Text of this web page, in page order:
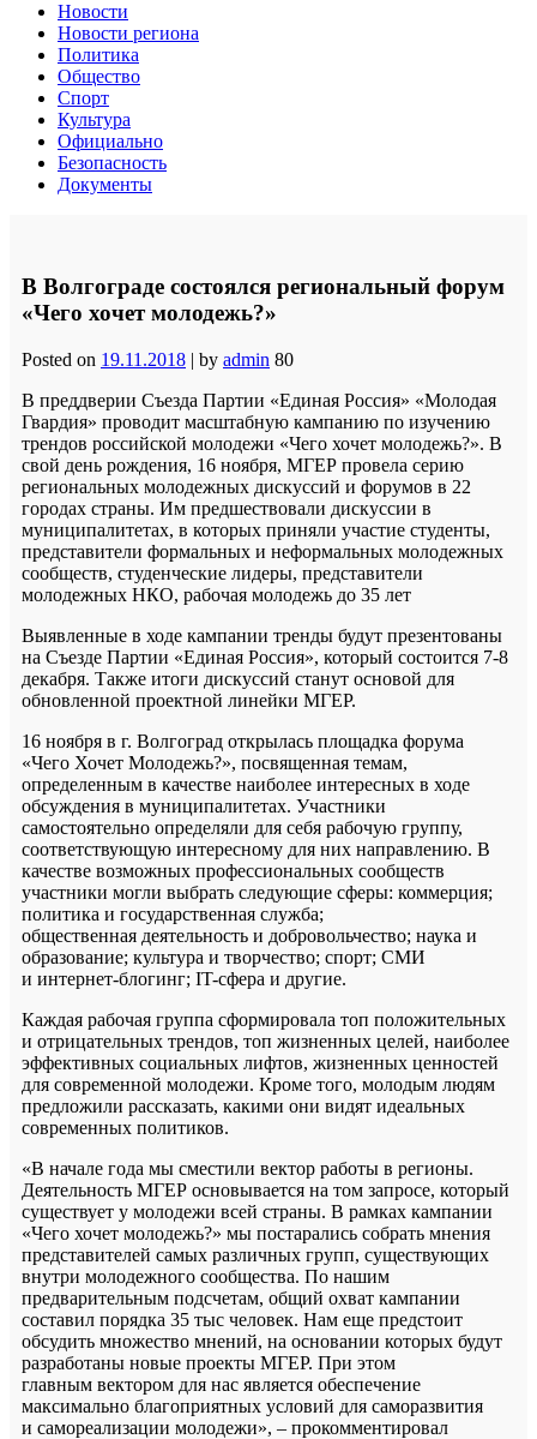
Новости
Новости региона
Политика
Общество
Спорт
Культура
Официально
Безопасность
Документы
В Волгограде состоялся региональный форум
«Чего хочет молодежь?»
Posted on 19.11.2018 | by admin 80
В преддверии Съезда Партии «Единая Россия» «Молодая
Гвардия» проводит масштабную кампанию по изучению
трендов российской молодежи «Чего хочет молодежь?». В
свой день рождения, 16 ноября, МГЕР провела серию
региональных молодежных дискуссий и форумов в 22
городах страны. Им предшествовали дискуссии в
муниципалитетах, в которых приняли участие студенты,
представители формальных и неформальных молодежных
сообществ, студенческие лидеры, представители
молодежных НКО, рабочая молодежь до 35 лет
Выявленные в ходе кампании тренды будут презентованы
на Съезде Партии «Единая Россия», который состоится 7-8
декабря. Также итоги дискуссий станут основой для
обновленной проектной линейки МГЕР.
16 ноября в г. Волгоград открылась площадка форума
«Чего Хочет Молодежь?», посвященная темам,
определенным в качестве наиболее интересных в ходе
обсуждения в муниципалитетах. Участники
самостоятельно определяли для себя рабочую группу,
соответствующую интересному для них направлению. В
качестве возможных профессиональных сообществ
участники могли выбрать следующие сферы: коммерция;
политика и государственная служба;
общественная деятельность и добровольчество; наука и
образование; культура и творчество; спорт; СМИ
и интернет-блогинг; IT-сфера и другие.
Каждая рабочая группа сформировала топ положительных
и отрицательных трендов, топ жизненных целей, наиболее
эффективных социальных лифтов, жизненных ценностей
для современной молодежи. Кроме того, молодым людям
предложили рассказать, какими они видят идеальных
современных политиков.
«В начале года мы сместили вектор работы в регионы.
Деятельность МГЕР основывается на том запросе, который
существует у молодежи всей страны. В рамках кампании
«Чего хочет молодежь?» мы постарались собрать мнения
представителей самых различных групп, существующих
внутри молодежного сообщества. По нашим
предварительным подсчетам, общий охват кампании
составил порядка 35 тыс человек. Нам еще предстоит
обсудить множество мнений, на основании которых будут
разработаны новые проекты МГЕР. При этом
главным вектором для нас является обеспечение
максимально благоприятных условий для саморазвития
и самореализации молодежи», – прокомментировал